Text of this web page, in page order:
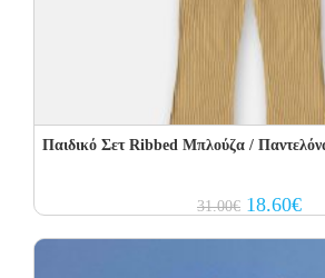
Παιδικό Σετ Ribbed Μπλούζα /
31.00€ Original
price
18.60€